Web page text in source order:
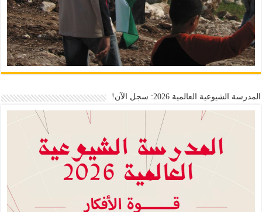
المدرسة الشيوعية العالمية 2026: سجل الآن!